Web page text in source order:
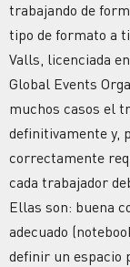
trabajando de
tipo de formato a
Valls, licenciada
Global Events
muchos casos el
definitivamente y,
correctamente
cada trabajador
Ellas son: buena
adecuado
definir un espacio